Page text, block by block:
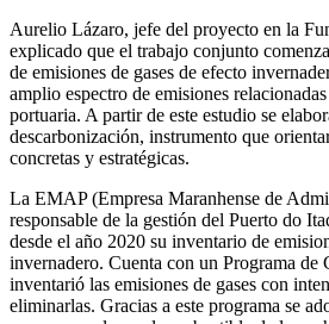
Aurelio Lázaro, jefe del proyecto en la
explicado que el trabajo conjunto
de emisiones de gases de efecto
amplio espectro de emisiones
portuaria. A partir de este estudio se
descarbonización, instrumento que
concretas y estratégicas.
La EMAP (Empresa Maranhense de
responsable de la gestión del Puerto do
desde el año 2020 su inventario de
invernadero. Cuenta con un Programa de
inventarió las emisiones de gases con
eliminarlas. Gracias a este programa se